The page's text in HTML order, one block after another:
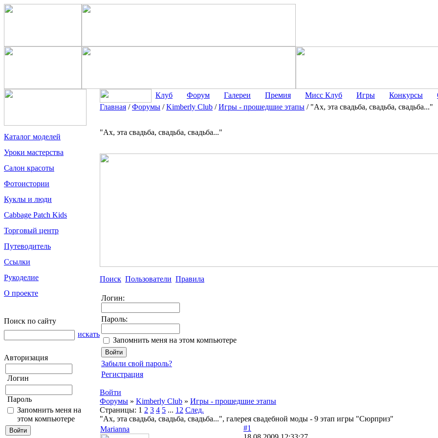
Каталог моделей
Уроки мастерства
Салон красоты
Фотоистории
Куклы и люди
Cabbage Patch Kids
Торговый центр
Путеводитель
Ссылки
Рукоделие
О проекте
Поиск по сайту
искать
Авторизация
Логин
Пароль
Запомнить меня на
этом компьютере
Клуб Форум Галереи Премия Мисс Клуб Игры Конкурсы
Главная /Форумы /Kimberly Club /Игры - прошедшие этапы / "Ах, эта свадьба, свадьба, свадьба..."
"Ах, эта свадьба, свадьба, свадьба..."
Поиск Пользователи Правила
Логин:
Пароль:
Запомнить меня на этом компьютере
Забыли свой пароль?
Регистрация
Войти
Форумы » Kimberly Club » Игры - прошедшие этапы
Страницы: 1 2 3 4 5 ... 12 След.
"Ах, эта свадьба, свадьба, свадьба...", галерея свадебной моды - 9 этап игры "Сюрприз"
Marianna
#1